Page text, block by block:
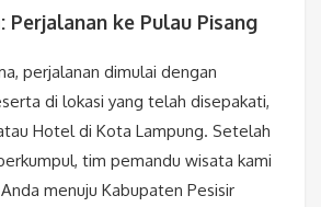
Perjalanan ke Pulau Pisang
perjalanan dimulai dengan
di lokasi yang telah disepakati,
Hotel di Kota Lampung. Setelah
tim pemandu wisata kami
menuju Kabupaten Pesisir